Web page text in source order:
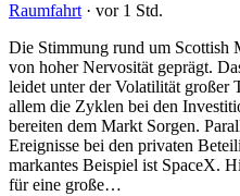
Raumfahrt · vor 1 Std.
Die Stimmung rund um Scottish
von hoher Nervosität geprägt.
leidet unter der Volatilität großer
allem die Zyklen bei den
bereiten dem Markt Sorgen.
Ereignisse bei den privaten
markantes Beispiel ist SpaceX.
für eine große…